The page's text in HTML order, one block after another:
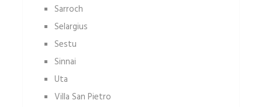
Sarroch
Selargius
Sestu
Sinnai
Uta
Villa San Pietro